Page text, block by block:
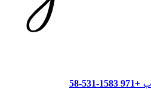
+971 58-531-1583